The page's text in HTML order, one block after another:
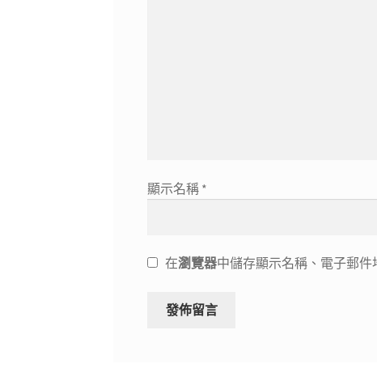
顯示名稱 *
在瀏覽器中儲存顯示名稱、電子郵